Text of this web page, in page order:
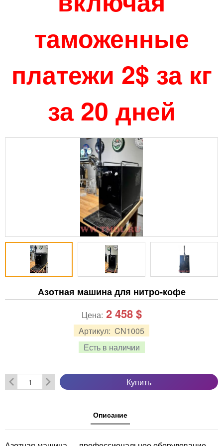
таможенные
платежи 2$ за кг
за 20 дней
Азотная машина для нитро-кофе
Артикул: CN1005
Есть в наличии
Цена: 2 458$
Купить
Описание